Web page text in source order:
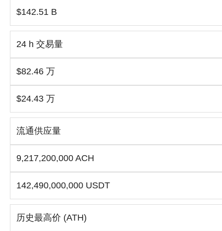
$142.51 B
24 h 交易量
$82.46 万
$24.43 万
流通供应量
9,217,200,000 ACH
142,490,000,000 USDT
历史最高价 (ATH)